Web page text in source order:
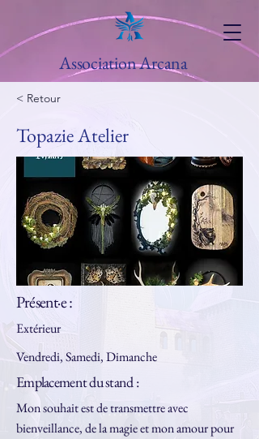
Association Arcana
< Retour
Topazie Atelier
Présent·e :
Extérieur
Vendredi, Samedi, Dimanche
Emplacement du stand :
Mon souhait est de transmettre avec
bienveillance, de la magie et mon amour pour